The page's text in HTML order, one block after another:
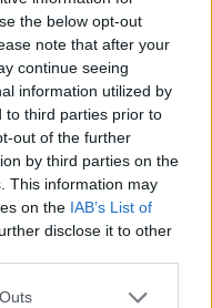
the below opt-out
note that after your
continue seeing
information utilized by
to third parties prior to
out of the further
by third parties on the
This information may
on the IAB’s List of
disclose it to other
one or more Google
διασωληνωμένο
και άλλα 4,
με